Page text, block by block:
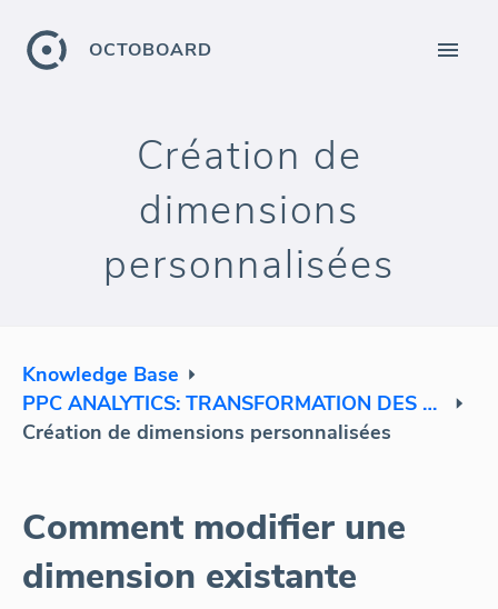
OCTOBOARD
Création de
dimensions
personnalisées
Knowledge Base
PPC ANALYTICS: TRANSFORMATION DES DONNÉES
Création de dimensions personnalisées
Comment modifier une
dimension existante